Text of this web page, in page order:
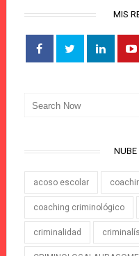
MIS
NUBE
acoso escolar
coaching criminológico
criminalidad